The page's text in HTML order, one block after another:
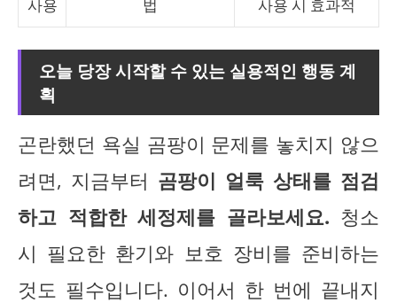
사용 법 사용 시 효과적
오늘 당장 시작할 수 있는 실용적인 행동 계
획
곤란했던 욕실 곰팡이 문제를 놓치지 않으
려면, 지금부터 곰팡이 얼룩 상태를 점검
하고 적합한 세정제를 골라보세요. 청소
시 필요한 환기와 보호 장비를 준비하는
것도 필수입니다. 이어서 한 번에 끝내지